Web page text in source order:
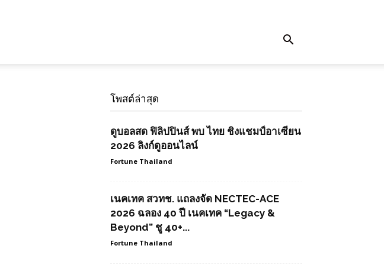
โพสต์ล่าสุด
ดูบอลสด ฟิลิปปินส์ พบ ไทย ชิงแชมป์อาเซียน
2026 ลิงก์ดูออนไลน์
Fortune Thailand
เนคเทค สวทช. แถลงจัด NECTEC-ACE
2026 ฉลอง 40 ปี เนคเทค “Legacy &
Beyond” ชู 40+...
Fortune Thailand